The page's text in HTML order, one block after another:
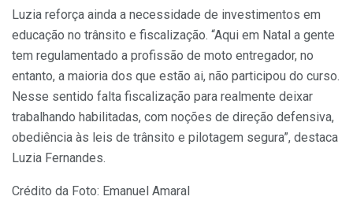
Luzia reforça ainda a necessidade de investimentos em
educação no trânsito e fiscalização. “Aqui em Natal a gente
tem regulamentado a profissão de moto entregador, no
entanto, a maioria dos que estão ai, não participou do curso.
Nesse sentido falta fiscalização para realmente deixar
trabalhando habilitadas, com noções de direção defensiva,
obediência às leis de trânsito e pilotagem segura”, destaca
Luzia Fernandes.
Crédito da Foto: Emanuel Amaral